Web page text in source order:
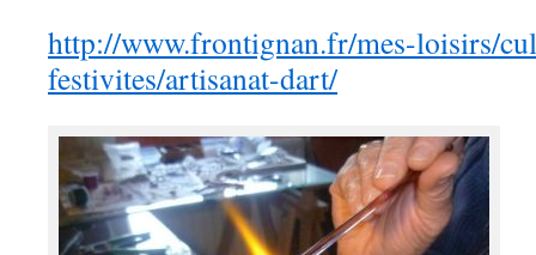
http://www.frontignan.fr/mes-loisirs/
festivites/artisanat-dart/